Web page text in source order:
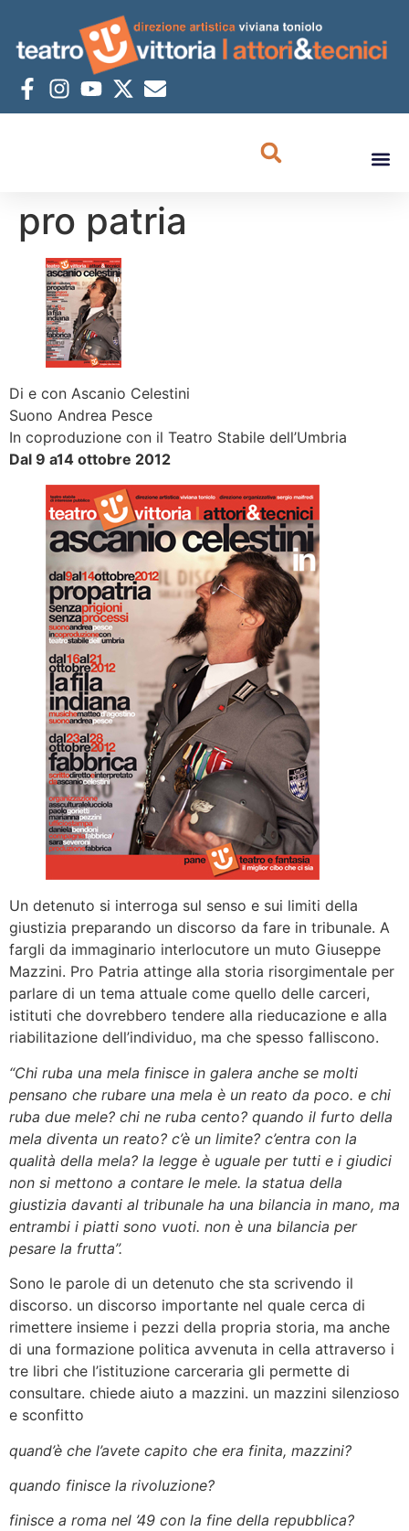
pro patria
Di e con Ascanio Celestini
Suono Andrea Pesce
In coproduzione con il Teatro Stabile dell’Umbria
Dal 9 a14 ottobre 2012
Un detenuto si interroga sul senso e sui limiti della
giustizia preparando un discorso da fare in tribunale. A
fargli da immaginario interlocutore un muto Giuseppe
Mazzini. Pro Patria attinge alla storia risorgimentale per
parlare di un tema attuale come quello delle carceri,
istituti che dovrebbero tendere alla rieducazione e alla
riabilitazione dell’individuo, ma che spesso falliscono.
“Chi ruba una mela finisce in galera anche se molti
pensano che rubare una mela è un reato da poco. e chi
ruba due mele? chi ne ruba cento? quando il furto della
mela diventa un reato? c’è un limite? c’entra con la
qualità della mela? la legge è uguale per tutti e i giudici
non si mettono a contare le mele. la statua della
giustizia davanti al tribunale ha una bilancia in mano, ma
entrambi i piatti sono vuoti. non è una bilancia per
pesare la frutta”.
Sono le parole di un detenuto che sta scrivendo il
discorso. un discorso importante nel quale cerca di
rimettere insieme i pezzi della propria storia, ma anche
di una formazione politica avvenuta in cella attraverso i
tre libri che l’istituzione carceraria gli permette di
consultare. chiede aiuto a mazzini. un mazzini silenzioso
e sconfitto
quand’è che l’avete capito che era finita, mazzini?
quando finisce la rivoluzione?
finisce a roma nel ’49 con la fine della repubblica?